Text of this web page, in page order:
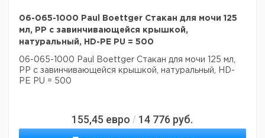
06-065-1000 Paul Boettger Стакан для мочи 125
мл, PP с завинчивающейся крышкой,
натуральный, HD-PE PU = 500
06-065-1000 Paul Boettger Стакан для мочи 125 мл,
PP с завинчивающейся крышкой, натуральный, HD-
PE PU = 500
155,45 евро / 14 776 руб.